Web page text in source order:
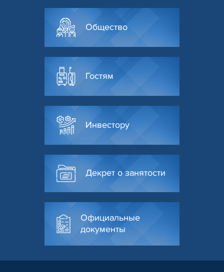
Общество
Гостям
Инвестору
Декрет о занятости
Официальные
документы